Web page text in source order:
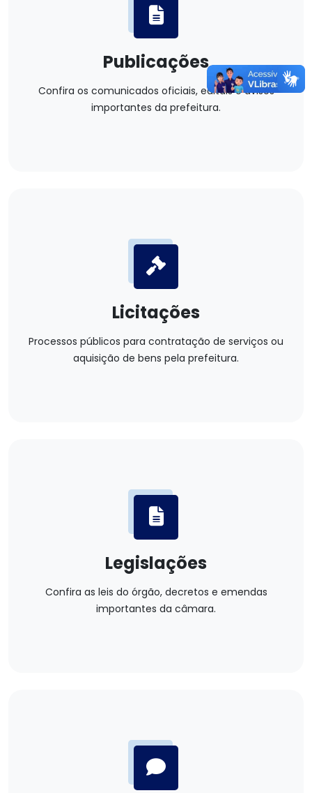
Publicações
Confira os comunicados oficiais, editais e avisos
importantes da prefeitura.
Licitações
Processos públicos para contratação de serviços ou
aquisição de bens pela prefeitura.
Legislações
Confira as leis do órgão, decretos e emendas
importantes da câmara.